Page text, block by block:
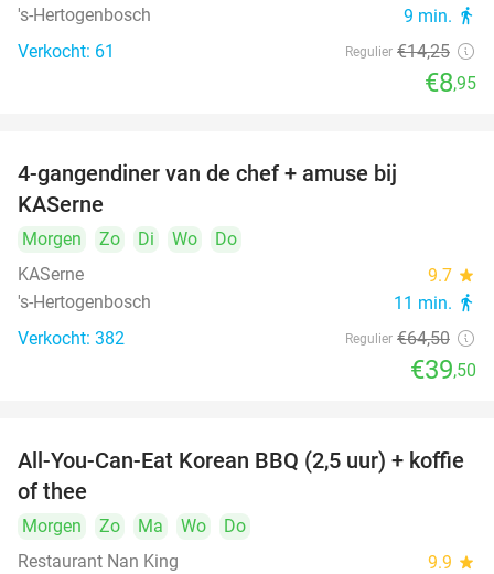
's-Hertogenbosch 9 min. directions_walk
Verkocht: 61 Regulier €14,25
€8,95
4-gangendiner van de chef + amuse bij
KASerne
Morgen Zo Di Wo
Do
KASerne
9.7 star
's-Hertogenbosch 11 min. directions_walk
Verkocht: 382 Regulier €64,50
€39,50
26%
All-You-Can-Eat Korean BBQ (2,5 uur) + koffie
of thee
Morgen Zo Ma Wo
Do
Restaurant Nan King
9.9 star